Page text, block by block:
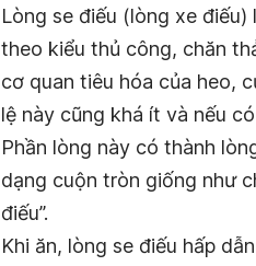
Lòng se điếu (lòng xe
theo kiểu thủ công, chăn
cơ quan tiêu hóa của heo,
lệ này cũng khá ít và nếu
Phần lòng này có thành
dạng cuộn tròn giống như
điếu”.
Khi ăn, lòng se điếu hấp